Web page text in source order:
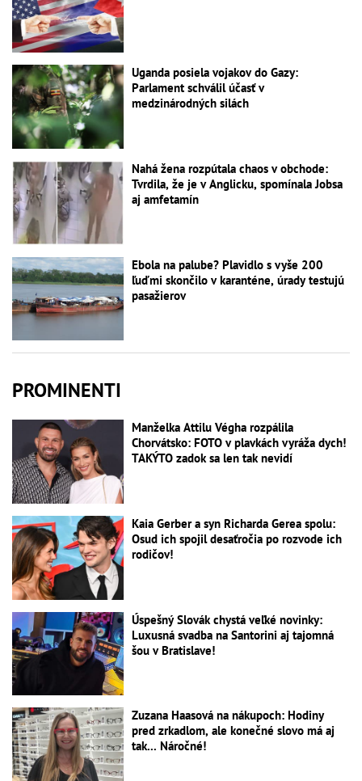
Uganda posiela vojakov do Gazy:
Parlament schválil účasť v
medzinárodných silách
Nahá žena rozpútala chaos v obchode:
Tvrdila, že je v Anglicku, spomínala Jobsa
aj amfetamín
Ebola na palube? Plavidlo s vyše 200
ľuďmi skončilo v karanténe, úrady testujú
pasažierov
PROMINENTI
Manželka Attilu Végha rozpálila
Chorvátsko: FOTO v plavkách vyráža dych!
TAKÝTO zadok sa len tak nevidí
Kaia Gerber a syn Richarda Gerea spolu:
Osud ich spojil desaťročia po rozvode ich
rodičov!
Úspešný Slovák chystá veľké novinky:
Luxusná svadba na Santorini aj tajomná
šou v Bratislave!
Zuzana Haasová na nákupoch: Hodiny
pred zrkadlom, ale konečné slovo má aj
tak... Náročné!